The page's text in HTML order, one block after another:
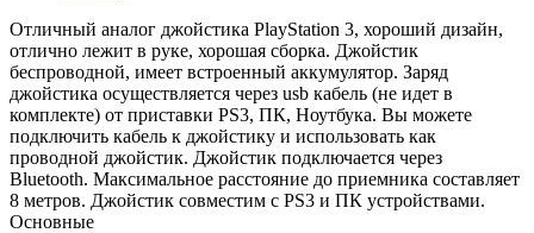
Отличный аналог джойстика PlayStation 3, хороший дизайн,
отлично лежит в руке, хорошая сборка. Джойстик
беспроводной, имеет встроенный аккумулятор. Заряд
джойстика осуществляется через usb кабель (не идет в
комплекте) от приставки PS3, ПК, Ноутбука. Вы можете
подключить кабель к джойстику и использовать как
проводной джойстик. Джойстик подключается через
Bluetooth. Максимальное расстояние до приемника составляет
8 метров. Джойстик совместим с PS3 и ПК устройствами.
Основные